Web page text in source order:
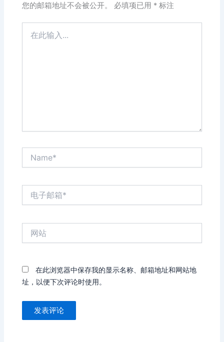
您的邮箱地址不会被公开。 必填项已用 * 标注
在此浏览器中保存我的显示名称、邮箱地址和网站地
址，以便下次评论时使用。